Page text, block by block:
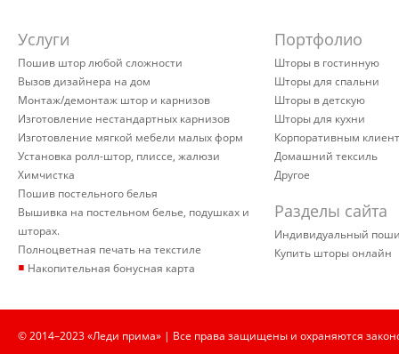
Услуги
Пошив штор любой сложности
Вызов дизайнера на дом
Монтаж/демонтаж штор и карнизов
Изготовление нестандартных карнизов
Изготовление мягкой мебели малых форм
Установка ролл-штор, плиссе, жалюзи
Химчистка
Пошив постельного белья
Вышивка на постельном белье, подушках и
шторах.
Полноцветная печать на текстиле
▪ Накопительная бонусная карта
Портфолио
Шторы в гостинную
Шторы для спальни
Шторы в детскую
Шторы для кухни
Корпоративным
Домашний тексиль
Другое
Разделы сайта
Индивидуальный
Купить шторы онлайн
© 2014–2023 «Леди прима» | Все права защищены и охраняются